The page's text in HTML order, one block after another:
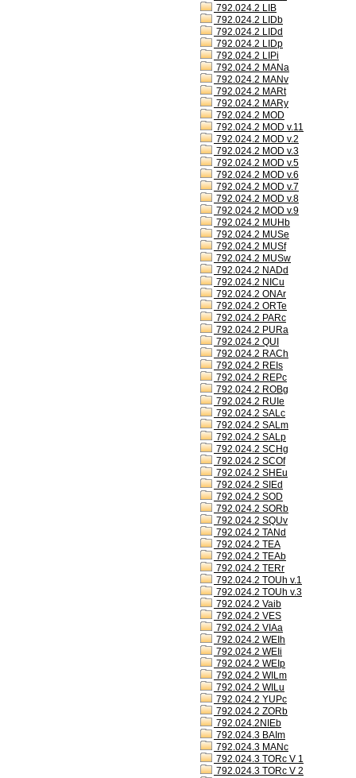
792.024.2 LIB
792.024.2 LIDb
792.024.2 LIDd
792.024.2 LIDp
792.024.2 LIPi
792.024.2 MANa
792.024.2 MANv
792.024.2 MARt
792.024.2 MARy
792.024.2 MOD
792.024.2 MOD v.11
792.024.2 MOD v.2
792.024.2 MOD v.3
792.024.2 MOD v.5
792.024.2 MOD v.6
792.024.2 MOD v.7
792.024.2 MOD v.8
792.024.2 MOD v.9
792.024.2 MUHb
792.024.2 MUSe
792.024.2 MUSf
792.024.2 MUSw
792.024.2 NADd
792.024.2 NICu
792.024.2 ONAr
792.024.2 ORTe
792.024.2 PARc
792.024.2 PURa
792.024.2 QUI
792.024.2 RACh
792.024.2 REIs
792.024.2 REPc
792.024.2 ROBg
792.024.2 RUIe
792.024.2 SALc
792.024.2 SALm
792.024.2 SALp
792.024.2 SCHg
792.024.2 SCOf
792.024.2 SHEu
792.024.2 SIEd
792.024.2 SOD
792.024.2 SORb
792.024.2 SQUv
792.024.2 TANd
792.024.2 TEA
792.024.2 TEAb
792.024.2 TERr
792.024.2 TOUh v.1
792.024.2 TOUh v.3
792.024.2 Vaib
792.024.2 VES
792.024.2 VIAa
792.024.2 WEIh
792.024.2 WEIi
792.024.2 WEIp
792.024.2 WILm
792.024.2 WILu
792.024.2 YUPc
792.024.2 ZORb
792.024.2NIEb
792.024.3 BAIm
792.024.3 MANc
792.024.3 TORc V 1
792.024.3 TORc V 2